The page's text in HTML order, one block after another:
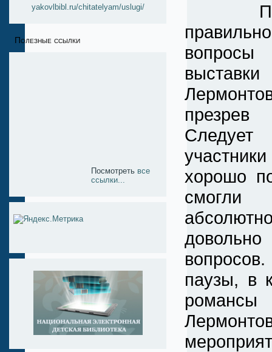
yakovlbibl.ru/chitatelyam/uslugi/
Полезные ссылки
Посмотреть все
ссылки...
вопросы
Следует
хорошо
смогли
паузы, в